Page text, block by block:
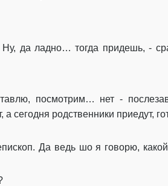
Ну, да ладно… тогда придешь, -
, посмотрим… нет -
а сегодня родственники приедут,
Да ведь шо я говорю,